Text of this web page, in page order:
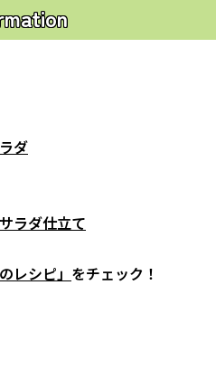
ダ
ラダ仕立て
レシピ」 をチェック！